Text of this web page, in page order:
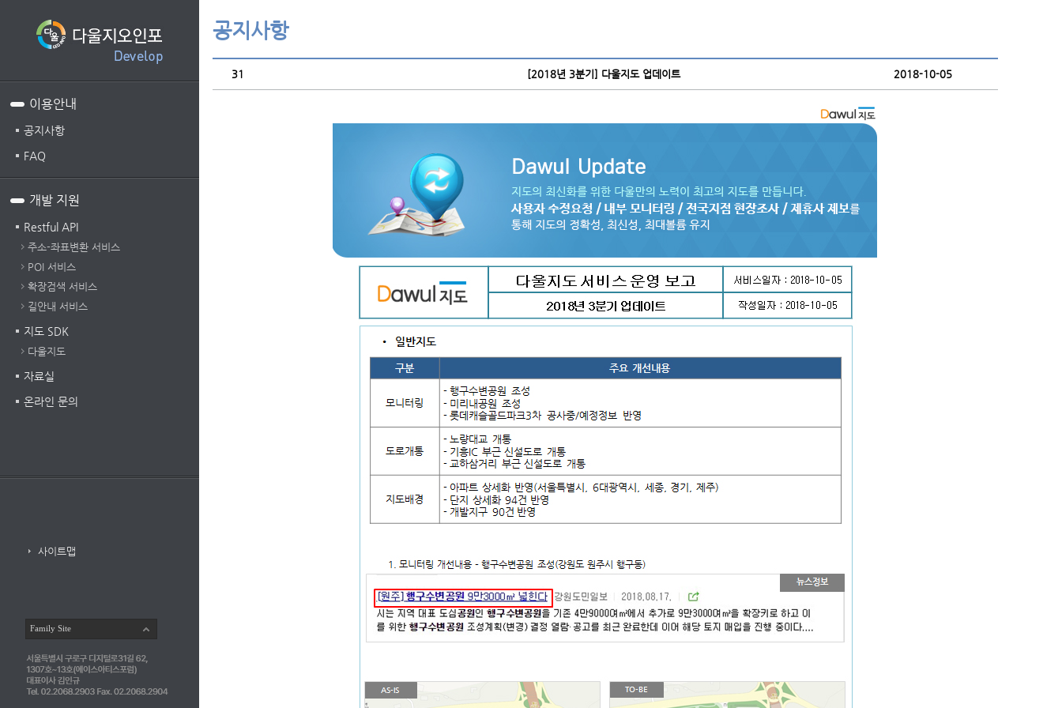
이용안내
공지사항
FAQ
개발 지원
Restful API
주소-좌표변환 서비스
POI 서비스
확장검색 서비스
길안내 서비스
지도 SDK
다울지도
자료실
온라인 문의
사이트맵
Family Site
공지사항
31 [2018년 3분기] 다울지도 업데이트 2018-10-05